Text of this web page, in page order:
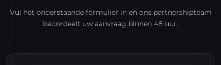
Vul het onderstaande formulier in en ons partnershipteam
beoordeelt uw aanvraag binnen 48 uur.